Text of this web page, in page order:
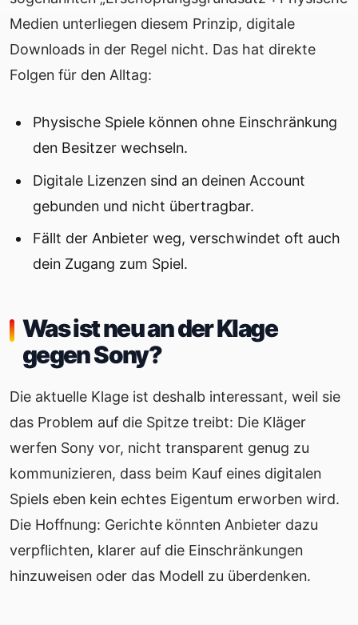
Medien unterliegen diesem Prinzip, digitale
Downloads in der Regel nicht. Das hat direkte
Folgen für den Alltag:
Physische Spiele können ohne Einschränkung
den Besitzer wechseln.
Digitale Lizenzen sind an deinen Account
gebunden und nicht übertragbar.
Fällt der Anbieter weg, verschwindet oft auch
dein Zugang zum Spiel.
Was ist neu an der Klage
gegen Sony?
Die aktuelle Klage ist deshalb interessant, weil sie
das Problem auf die Spitze treibt: Die Kläger
werfen Sony vor, nicht transparent genug zu
kommunizieren, dass beim Kauf eines digitalen
Spiels eben kein echtes Eigentum erworben wird.
Die Hoffnung: Gerichte könnten Anbieter dazu
verpflichten, klarer auf die Einschränkungen
hinzuweisen oder das Modell zu überdenken.